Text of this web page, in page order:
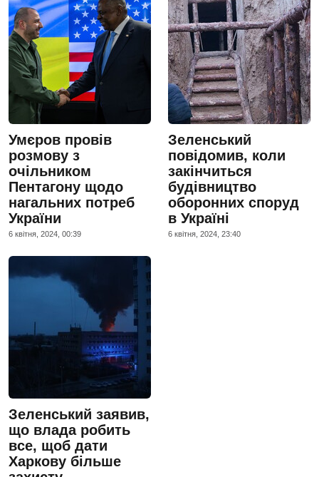
Умєров провів
розмову з
очільником
Пентагону щодо
нагальних потреб
України
6 квiтня, 2024, 00:39
Зеленський
повідомив, коли
закінчиться
будівництво
оборонних споруд
в Україні
6 квiтня, 2024, 23:40
Зеленський заявив,
що влада робить
все, щоб дати
Харкову більше